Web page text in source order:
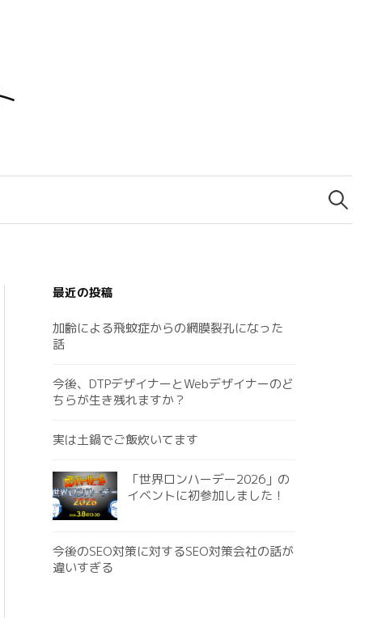
検
索:
最近の投稿
加齢による飛蚊症からの網膜裂孔になった
話
今後、DTPデザイナーとWebデザイナーのど
ちらが生き残れますか？
実は土鍋でご飯炊いてます
「世界ロンハーデー2026」の
イベントに初参加しました！
今後のSEO対策に対するSEO対策会社の話が
違いすぎる